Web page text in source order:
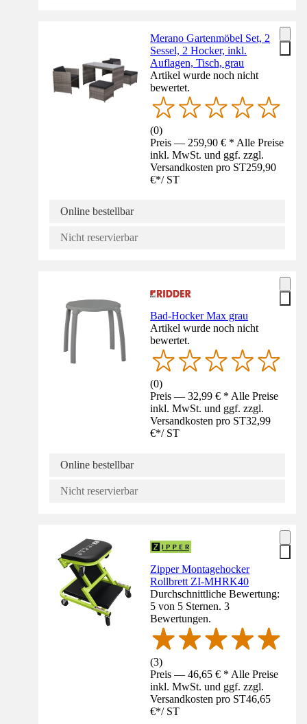
Merano Gartenmöbel Set, 2
Sessel, 2 Hocker, inkl.
Auflagen, Tisch, grau
Artikel wurde noch nicht
bewertet.
(0)
Preis — 259,90 € * Alle Preise
inkl. MwSt. und ggf. zzgl.
Versandkosten pro ST259,90
€*/ ST
Online bestellbar
Nicht reservierbar
Bad-Hocker Max grau
Artikel wurde noch nicht
bewertet.
(0)
Preis — 32,99 € * Alle Preise
inkl. MwSt. und ggf. zzgl.
Versandkosten pro ST32,99
€*/ ST
Online bestellbar
Nicht reservierbar
Zipper Montagehocker
Rollbrett ZI-MHRK40
Durchschnittliche Bewertung:
5 von 5 Sternen. 3
Bewertungen.
(3)
Preis — 46,65 € * Alle Preise
inkl. MwSt. und ggf. zzgl.
Versandkosten pro ST46,65
€*/ ST